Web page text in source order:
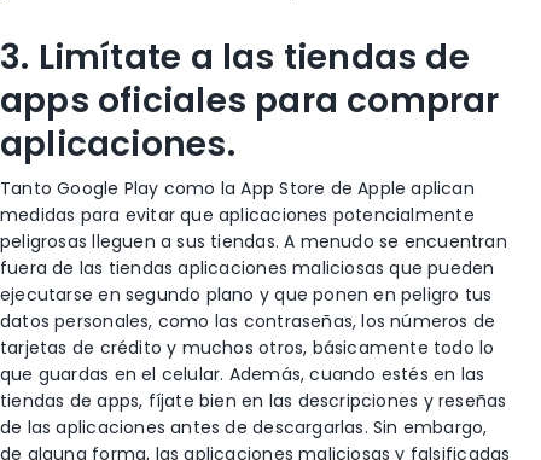
3. Limítate a las tiendas de
apps oficiales para comprar
aplicaciones.
Tanto Google Play como la App Store de Apple aplican
medidas para evitarque aplicaciones potencialmente
peligrosas lleguen a sus tiendas.A menudo se encuentran
fuera de las tiendas aplicaciones maliciosas que pueden
ejecutarse en segundo plano y que ponen en peligro tus
datos personales, como las contraseñas, los números de
tarjetas de crédito y muchos otros, básicamente todo lo
que guardas en el celular. Además, cuando estés en las
tiendas de apps, fíjate bien en las descripciones y reseñas
de las aplicaciones antes de descargarlas. Sin embargo,
de alguna forma, las aplicaciones maliciosas y falsificadas